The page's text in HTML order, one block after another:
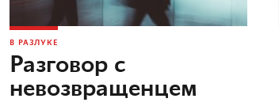
В РАЗЛУКЕ
Разговор с
невозвращенцем